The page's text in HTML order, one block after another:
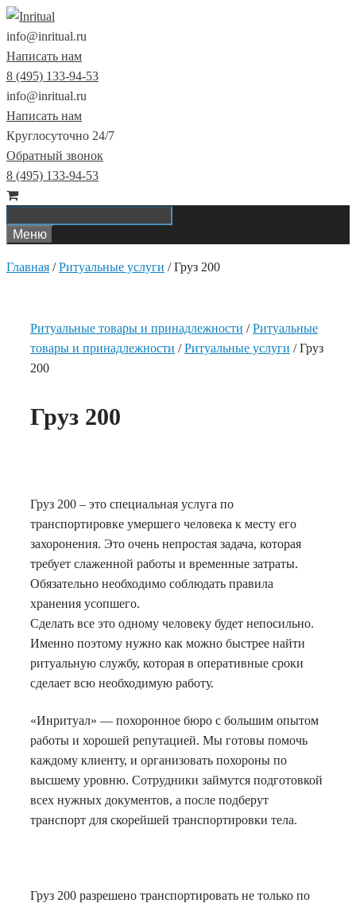
Перейти
к
содержимому
info@inritual.ru
Написать нам
8 (495) 133-94-53
info@inritual.ru
Написать нам
Круглосуточно 24/7
Обратный звонок
8 (495) 133-94-53
Меню
Главная /Ритуальные услуги /Груз 200
Ритуальные товары и принадлежности /Ритуальные
товары и принадлежности /Ритуальные услуги / Груз
200
Груз 200
Груз 200 – это специальная услуга по
транспортировке умершего человека к месту его
захоронения. Это очень непростая задача, которая
требует слаженной работы и временные затраты.
Обязательно необходимо соблюдать правила
хранения усопшего.
Сделать все это одному человеку будет непосильно.
Именно поэтому нужно как можно быстрее найти
ритуальную службу, которая в оперативные сроки
сделает всю необходимую работу.
«Инритуал» — похоронное бюро с большим опытом
работы и хорошей репутацией. Мы готовы помочь
каждому клиенту, и организовать похороны по
высшему уровню. Сотрудники займутся подготовкой
всех нужных документов, а после подберут
транспорт для скорейшей транспортировки тела.
Груз 200 разрешено транспортировать не только по